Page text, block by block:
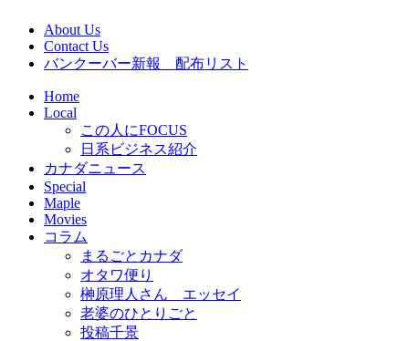
About Us
Contact Us
バンクーバー新報 配布リスト
Home
Local
この人にFOCUS
日系ビジネス紹介
カナダニュース
Special
Maple
Movies
コラム
まるごとカナダ
オタワ便り
榊原理人さん エッセイ
老婆のひとりごと
投稿千景